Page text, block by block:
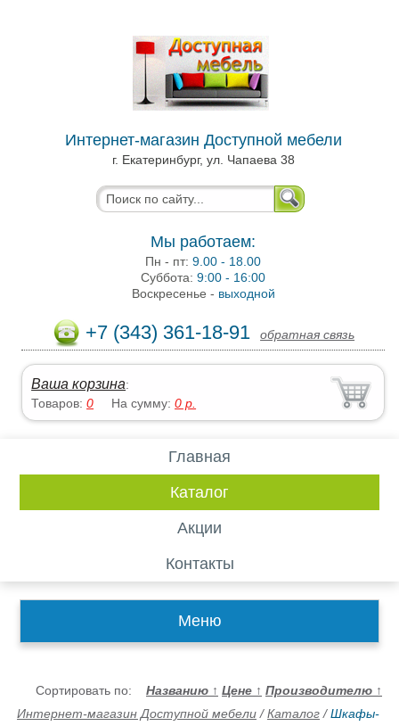
Интернет-магазин Доступной мебели
г. Екатеринбург, ул. Чапаева 38
Мы работаем:
Пн - пт:9.00 - 18.00
Суббота:9:00 - 16:00
Воскресенье - выходной
+7 (343) 361-18-91 обратная связь
Ваша корзина:
Товаров:0 На сумму:0 р.
Главная
Каталог
Акции
Контакты
Меню
Сортировать по: Названию ↑ Цене ↑ Производителю ↑
Интернет-магазин Доступной мебели /Каталог /Шкафы-